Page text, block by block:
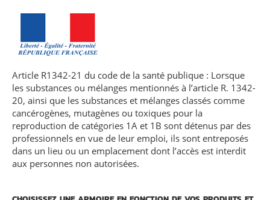
Article R1342-21 du code de la santé publique : Lorsque
les substances ou mélanges mentionnés à l’article R. 1342-
20, ainsi que les substances et mélanges classés comme
cancérogènes, mutagènes ou toxiques pour la
reproduction de catégories 1A et 1B sont détenus par des
professionnels en vue de leur emploi, ils sont entreposés
dans un lieu ou un emplacement dont l’accès est interdit
aux personnes non autorisées.